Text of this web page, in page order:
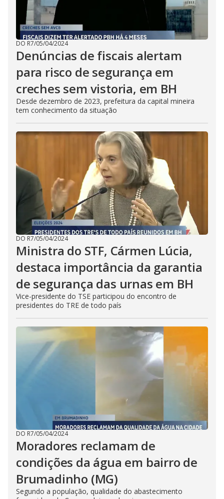
DO R7/05/04/2024
Denúncias de fiscais alertam
para risco de segurança em
creches sem vistoria, em BH
Desde dezembro de 2023, prefeitura da capital mineira
tem conhecimento da situação
DO R7/05/04/2024
Ministra do STF, Cármen Lúcia,
destaca importância da garantia
de segurança das urnas em BH
Vice-presidente do TSE participou do encontro de
presidentes do TRE de todo país
DO R7/05/04/2024
Moradores reclamam de
condições da água em bairro de
Brumadinho (MG)
Segundo a população, qualidade do abastecimento